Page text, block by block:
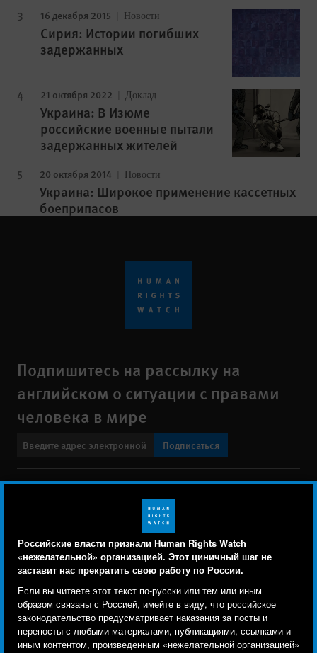
Российские власти признали Human Rights Watch
«нежелательной» организацией. Этот циничный шаг не
заставит нас прекратить свою работу по России.
Если вы читаете этот текст по-русски или тем или иным
образом связаны с Россией, имейте в виду, что российское
законодательство предусматривает наказания за посты и
перепосты с любыми материалами, публикациями, ссылками и
иным контентом, произведенным «нежелательной организацией»
16 декабря 2015 Новости
Сирия: Истории погибших
задержанных
21 октября 2022 Доклад
Украина: В Изюме
российские военные пытали
задержанных жителей
20 октября 2014 Новости
Украина: Широкое применение кассетных
боеприпасов
Подпишитесь на рассылку на
английском о ситуации с правами
человека в мире
Подписаться
Свяжитесь с нами
menu
Заявление о политике конфиденциальности
Карта сайта
Text Version
© 2026 Human Rights Watch
Human Rights Watch| 350 Fifth Avenue, 34th Floor | New York,NY
10118-3299USA|t1.212.290.4700
Human Rights Watch cookie preferences
Мы используем файлы cookie, технологии
отслеживания и сторонние аналитические
инструменты, чтобы лучше понять, кто посещает
сайт, и улучшить ваш опыт взаимодействия с ним.